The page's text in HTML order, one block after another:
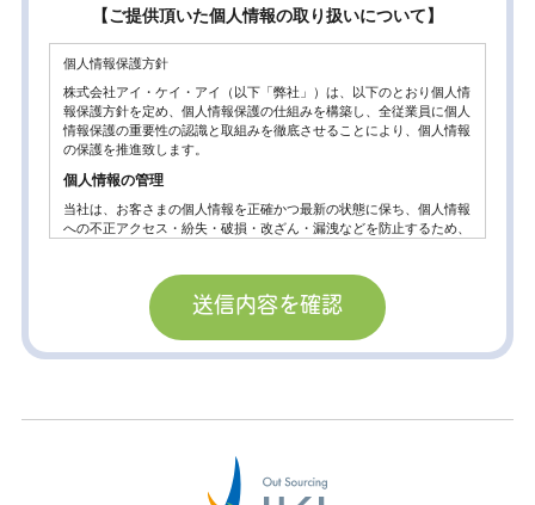
【ご提供頂いた個人情報の取り扱いについて】
個人情報保護方針
株式会社アイ・ケイ・アイ（以下「弊社」）は、以下のとおり個人情
報保護方針を定め、個人情報保護の仕組みを構築し、全従業員に個人
情報保護の重要性の認識と取組みを徹底させることにより、個人情報
の保護を推進致します。
個人情報の管理
当社は、お客さまの個人情報を正確かつ最新の状態に保ち、個人情報
への不正アクセス・紛失・破損・改ざん・漏洩などを防止するため、
個人情報の利用目的
お客さまからお預かりした個人情報は、当社からのご連絡や業務のご
案内やご質問に対する回答として、電子メールや資料のご送付に利用
当社は、お客さまよりお預かりした個人情報を適切に管理し、次のい
お客さまの同意がある場合